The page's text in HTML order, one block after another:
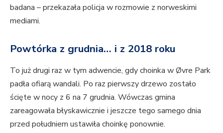
badana – przekazała policja w rozmowie z norweskimi
mediami.
Powtórka z grudnia… i z 2018 roku
To już drugi raz w tym adwencie, gdy choinka w Øvre Park
padła ofiarą wandali. Po raz pierwszy drzewo zostało
ścięte w nocy z 6 na 7 grudnia. Wówczas gmina
zareagowała błyskawicznie i jeszcze tego samego dnia
przed południem ustawiła choinkę ponownie.